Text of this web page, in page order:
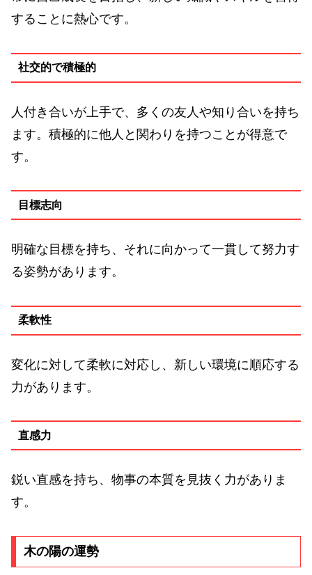
することに熱心です。
社交的で積極的
人付き合いが上手で、多くの友人や知り合いを持ち
ます。積極的に他人と関わりを持つことが得意で
す。
目標志向
明確な目標を持ち、それに向かって一貫して努力す
る姿勢があります。
柔軟性
変化に対して柔軟に対応し、新しい環境に順応する
力があります。
直感力
鋭い直感を持ち、物事の本質を見抜く力がありま
す。
木の陽の運勢